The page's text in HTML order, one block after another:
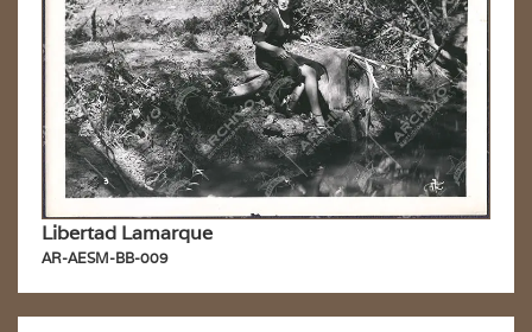
Libertad Lamarque
AR-AESM-BB-009